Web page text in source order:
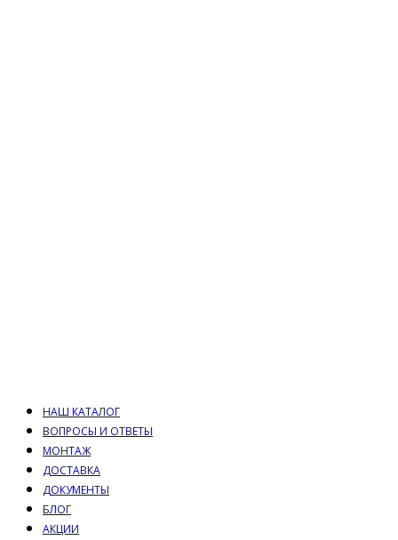
НАШ КАТАЛОГ
ВОПРОСЫ И ОТВЕТЫ
МОНТАЖ
ДОСТАВКА
ДОКУМЕНТЫ
БЛОГ
АКЦИИ